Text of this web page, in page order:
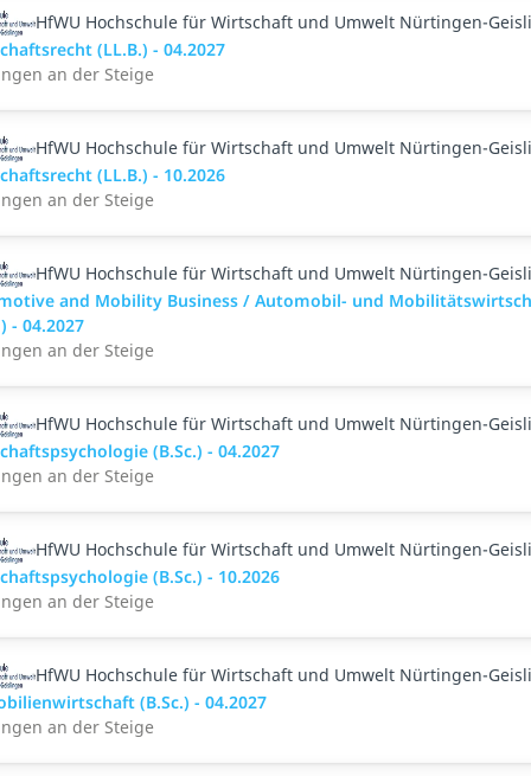
HfWU Hochschule für Wirtschaft und Umwelt Nürtingen-
(LL.B.) - 04.2027
an der Steige
HfWU Hochschule für Wirtschaft und Umwelt Nürtingen-
(LL.B.) - 10.2026
an der Steige
HfWU Hochschule für Wirtschaft und Umwelt Nürtingen-
and Mobility Business / Automobil- und
- 04.2027
an der Steige
HfWU Hochschule für Wirtschaft und Umwelt Nürtingen-
(B.Sc.) - 04.2027
an der Steige
HfWU Hochschule für Wirtschaft und Umwelt Nürtingen-
(B.Sc.) - 10.2026
an der Steige
HfWU Hochschule für Wirtschaft und Umwelt Nürtingen-
(B.Sc.) - 04.2027
an der Steige